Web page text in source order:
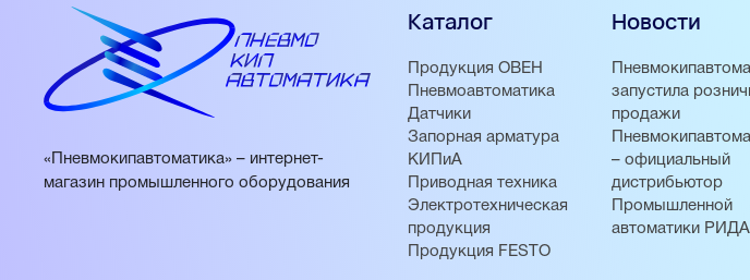
«Пневмокипавтоматика» – интернет-
магазин промышленного оборудования
Каталог
Продукция ОВЕН
Пневмоавтоматика
Датчики
Запорная арматура
КИПиА
Приводная техника
Электротехническая
продукция
Продукция FESTO
Новости
запустила
продажи
– официальный
дистрибьютор
Промышленной
автоматики